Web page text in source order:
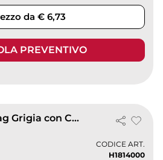
da € 6,73
PREVENTIVO
Shopper Jersey Bag Grigia con Chiusura Zip e Manici Lunghi
CODICE ART.
H1814000